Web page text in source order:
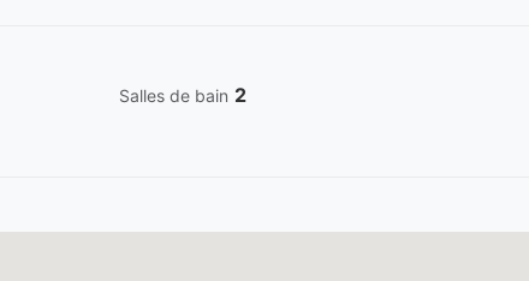
Salles de bain 2